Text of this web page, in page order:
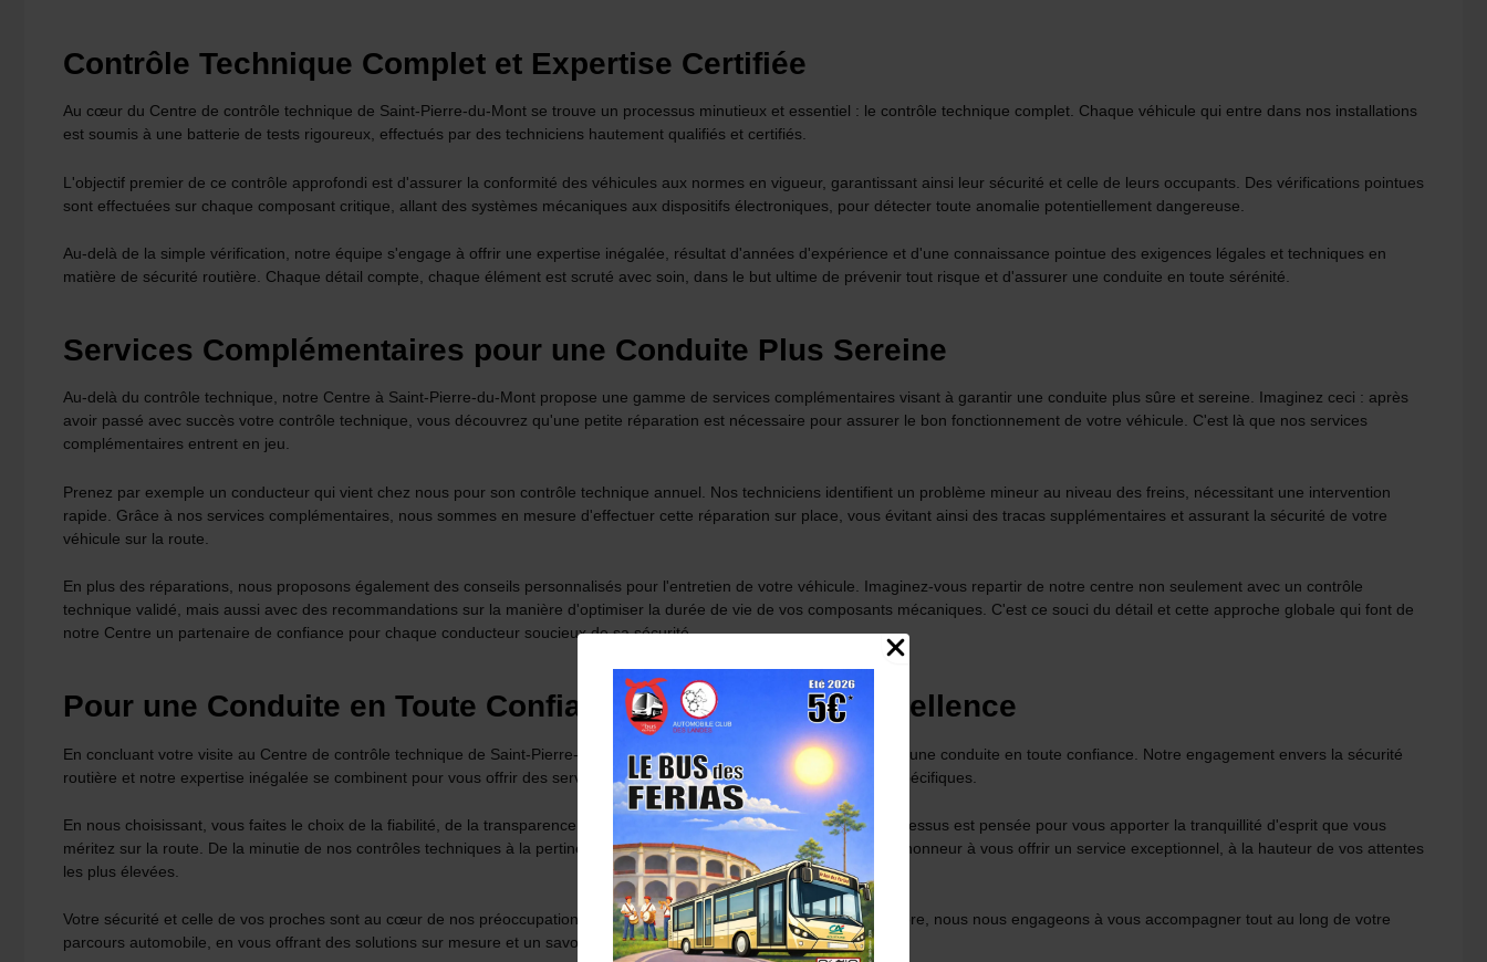
Contrôle Technique Complet et Expertise Certifiée
Au cœur du Centre de contrôle technique de Saint-Pierre-du-Mont se trouve un processus minutieux et essentiel : le contrôle technique complet. Chaque véhicule qui entre dans nos installations
est soumis à une batterie de tests rigoureux, effectués par des techniciens hautement qualifiés et certifiés.
L'objectif premier de ce contrôle approfondi est d'assurer la conformité des véhicules aux normes en vigueur, garantissant ainsi leur sécurité et celle de leurs occupants. Des vérifications pointues
sont effectuées sur chaque composant critique, allant des systèmes mécaniques aux dispositifs électroniques, pour détecter toute anomalie potentiellement dangereuse.
Au-delà de la simple vérification, notre équipe s'engage à offrir une expertise inégalée, résultat d'années d'expérience et d'une connaissance pointue des exigences légales et techniques en
matière de sécurité routière. Chaque détail compte, chaque élément est scruté avec soin, dans le but ultime de prévenir tout risque et d'assurer une conduite en toute sérénité.
Services Complémentaires pour une Conduite Plus Sereine
Au-delà du contrôle technique, notre Centre à Saint-Pierre-du-Mont propose une gamme de services complémentaires visant à garantir une conduite plus sûre et sereine. Imaginez ceci : après
avoir passé avec succès votre contrôle technique, vous découvrez qu'une petite réparation est nécessaire pour assurer le bon fonctionnement de votre véhicule. C'est là que nos services
complémentaires entrent en jeu.
Prenez par exemple un conducteur qui vient chez nous pour son contrôle technique annuel. Nos techniciens identifient un problème mineur au niveau des freins, nécessitant une intervention
rapide. Grâce à nos services complémentaires, nous sommes en mesure d'effectuer cette réparation sur place, vous évitant ainsi des tracas supplémentaires et assurant la sécurité de votre
véhicule sur la route.
En plus des réparations, nous proposons également des conseils personnalisés pour l'entretien de votre véhicule. Imaginez-vous repartir de notre centre non seulement avec un contrôle
technique validé, mais aussi avec des recommandations sur la manière d'optimiser la durée de vie de vos composants mécaniques. C'est ce souci du détail et cette approche globale qui font de
notre Centre un partenaire de confiance pour chaque conducteur soucieux de sa sécurité.
Pour une Conduite en Toute Confiance : Choisissez l'Excellence
En concluant votre visite au Centre de contrôle technique de Saint-Pierre-du-Mont, vous franchissez un pas de plus vers une conduite en toute confiance. Notre engagement envers la sécurité
routière et notre expertise inégalée se combinent pour vous offrir des services de qualité, personnalisés à vos besoins spécifiques.
En nous choisissant, vous faites le choix de la fiabilité, de la transparence et de l'excellence. Chaque étape de notre processus est pensée pour vous apporter la tranquillité d'esprit que vous
méritez sur la route. De la minutie de nos contrôles techniques à la pertinence de nos conseils, nous mettons un point d'honneur à vous offrir un service exceptionnel, à la hauteur de vos attentes
les plus élevées.
Votre sécurité et celle de vos proches sont au cœur de nos préoccupations. En tant qu'acteur majeur de la sécurité routière, nous nous engageons à vous accompagner tout au long de votre
parcours automobile, en vous offrant des solutions sur mesure et un savoir-faire reconnu dans le secteur.